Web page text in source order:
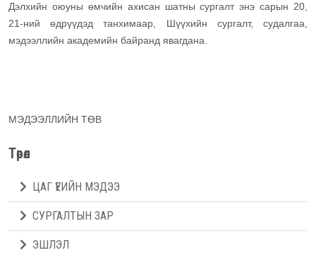
Дэлхийн оюуны өмчийн ахисан шатны сургалт энэ сарын 20,
21-ний өдрүүдэд танхимаар, Шүүхийн сургалт, судалгаа,
мэдээллийн академийн байранд явагдана.
МЭДЭЭЛЛИЙН ТӨВ
Төрөл
ЦАГ ҮЕИЙН МЭДЭЭ
СУРГАЛТЫН ЗАР
ЭШЛЭЛ